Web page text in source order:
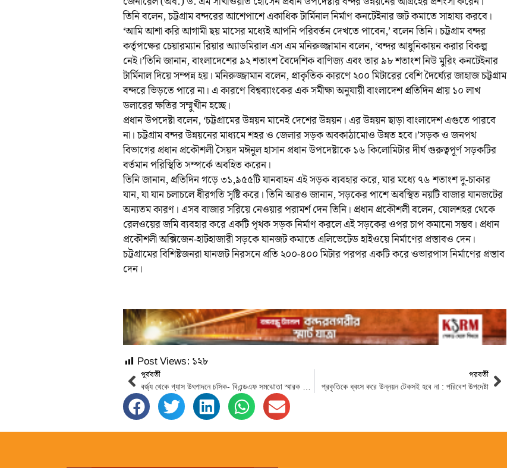
তিনি বলেন, চট্টগ্রাম বন্দরের আশেপাশে একাধিক টার্মিনাল নির্মাণ কনটেইনার জট কমাতে সাহায্য করবে।
‘আমি আশা করি আগামী ছয় মাসের মধ্যেই আপনি পরিবর্তন দেখতে পাবেন,’ বলেন তিনি। চট্টগ্রাম বন্দর
কর্তৃপক্ষের চেয়ারম্যান রিয়ার অ্যাডমিরাল এস এম মনিরুজ্জামান বলেন, ‘বন্দর আধুনিকায়ন করার বিকল্প
নেই।’তিনি জানান, বাংলাদেশের ৯২ শতাংশ বৈদেশিক বাণিজ্য এবং তার ৯৮ শতাংশ নিউ মুরিং কনটেইনার
টার্মিনাল দিয়ে সম্পন্ন হয়। মনিরুজ্জামান বলেন, প্রাকৃতিক কারণে ২০০ মিটারের বেশি দৈর্ঘ্যের জাহাজ চট্টগ্রাম
বন্দরে ভিড়তে পারে না। এ কারণে বিশ্বব্যাংকের এক সমীক্ষা অনুযায়ী বাংলাদেশ প্রতিদিন প্রায় ১০ লাখ
ডলারের ক্ষতির সম্মুখীন হচ্ছে।
প্রধান উপদেষ্টা বলেন, ‘চট্টগ্রামের উন্নয়ন মানেই দেশের উন্নয়ন। এর উন্নয়ন ছাড়া বাংলাদেশ এগুতে পারবে
না। চট্টগ্রাম বন্দর উন্নয়নের মাধ্যমে শহর ও জেলার সড়ক অবকাঠামোও উন্নত হবে।’সড়ক ও জনপথ
বিভাগের প্রধান প্রকৌশলী সৈয়দ মঈনুল হাসান প্রধান উপদেষ্টাকে ১৬ কিলোমিটার দীর্ঘ গুরুত্বপূর্ণ সড়কটির
বর্তমান পরিস্থিতি সম্পর্কে অবহিত করেন।
তিনি জানান, প্রতিদিন গড়ে ৩১,৯৫৫টি যানবাহন এই সড়ক ব্যবহার করে, যার মধ্যে ৭৬ শতাংশ দু-চাকার
যান, যা যান চলাচলে ধীরগতি সৃষ্টি করে। তিনি আরও জানান, সড়কের পাশে অবস্থিত নয়টি বাজার যানজটের
অন্যতম কারণ। এসব বাজার সরিয়ে নেওয়ার পরামর্শ দেন তিনি। প্রধান প্রকৌশলী বলেন, ষোলশহর থেকে
রেলওয়ের জমি ব্যবহার করে একটি পৃথক সড়ক নির্মাণ করলে এই সড়কের ওপর চাপ কমানো সম্ভব। প্রধান
প্রকৌশলী অক্সিজেন-হাটহাজারী সড়কে যানজট কমাতে এলিভেটেড হাইওয়ে নির্মাণের প্রস্তাবও দেন।
চট্টগ্রামের বিশিষ্টজনরা যানজট নিরসনে প্রতি ২০০-৪০০ মিটার পরপর একটি করে ওভারপাস নির্মাণের প্রস্তাব
দেন।
Post Views: ১২৮
পূর্ববর্তী
বর্জ্য থেকে গ্যাস উৎপাদনে চসিক- বিএন্ডএফ সমঝোতা স্মারক স্বাক্ষর
পরবর্তী
প্রকৃতিকে ধ্বংস করে উন্নয়ন টেকসই হবে না : পরিবেশ উপদেষ্টা